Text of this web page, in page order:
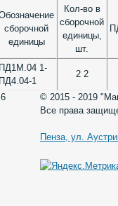
сборочной
единицы
Кол-во в
сборочной
единицы,
шт.
ПД1М.04 1-
ПД4.04-1
2 2
© 2015 - 2019
Все права
Пенза, ул.